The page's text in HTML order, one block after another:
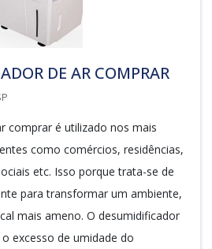
DE AR COMPRAR
comprar é utilizado nos mais
como comércios, residências,
etc. Isso porque trata-se de
para transformar um ambiente,
mais ameno. O desumidificador
excesso de umidade do